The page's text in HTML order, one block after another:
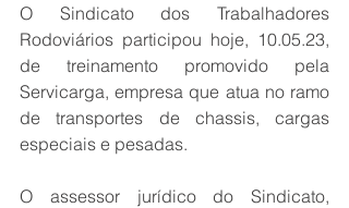
O Sindicato dos Trabalhadores
Rodoviários participou hoje, 10.05.23,
de treinamento promovido pela
Servicarga, empresa que atua no ramo
de transportes de chassis, cargas
especiais e pesadas.
O assessor jurídico do Sindicato,